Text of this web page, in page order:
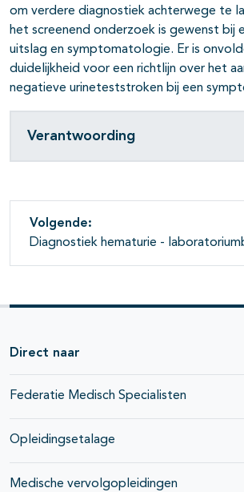
open- en dichtklappen
open- en dichtklappen
om verdere diagnostiek achterwege te
het screenend onderzoek is gewenst bij
uitslag en symptomatologie. Er is
duidelijkheid voor een richtlijn over het
negatieve urineteststroken bij een
Verantwoording
Volgende:
Diagnostiek hematurie -
Direct naar
Federatie Medisch Specialisten
Opleidingsetalage
Medische vervolgopleidingen